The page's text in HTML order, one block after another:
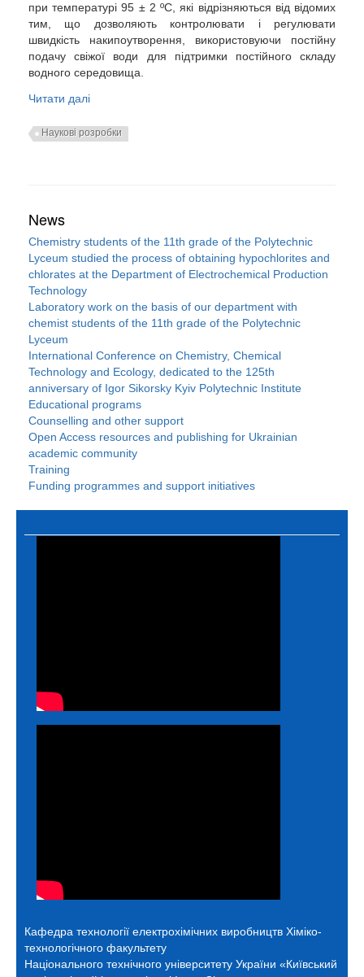
при температурі 95 ± 2 ºС, які відрізняються від відомих
тим, що дозволяють контролювати і регулювати
швидкість накипоутворення, використовуючи постійну
подачу свіжої води для підтримки постійного складу
водного середовища.
Читати далі
Наукові розробки
News
Chemistry students of the 11th grade of the Polytechnic
Lyceum studied the process of obtaining hypochlorites and
chlorates at the Department of Electrochemical Production
Technology
Laboratory work on the basis of our department with
chemist students of the 11th grade of the Polytechnic
Lyceum
International Conference on Chemistry, Chemical
Technology and Ecology, dedicated to the 125th
anniversary of Igor Sikorsky Kyiv Polytechnic Institute
Educational programs
Counselling and other support
Open Access resources and publishing for Ukrainian
academic community
Training
Funding programmes and support initiatives
Кафедра технології електрохімічних виробництв Хіміко-
технологічного факультету
Національного технічного університету України «Київський